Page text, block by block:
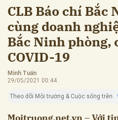
CLB Báo chí Bắc
cùng doanh
Bắc Ninh phòng,
COVID-19
Minh Tuấn
29/05/2021 00:44
Theo dõi Môi trường & Cuộc sống trên
Moitruong.net.vn – Với